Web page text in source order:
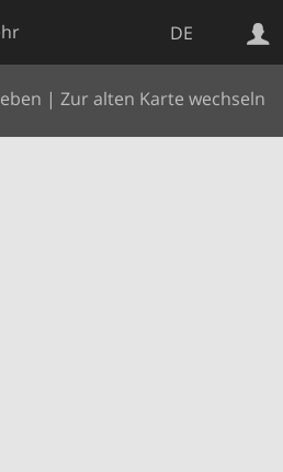
DE
| Zur alten Karte wechseln